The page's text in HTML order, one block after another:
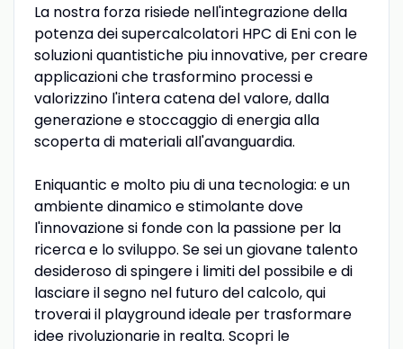
La nostra forza risiede nell'integrazione della
potenza dei supercalcolatori HPC di Eni con le
soluzioni quantistiche piu innovative, per creare
applicazioni che trasformino processi e
valorizzino l'intera catena del valore, dalla
generazione e stoccaggio di energia alla
scoperta di materiali all'avanguardia.
Eniquantic e molto piu di una tecnologia: e un
ambiente dinamico e stimolante dove
l'innovazione si fonde con la passione per la
ricerca e lo sviluppo. Se sei un giovane talento
desideroso di spingere i limiti del possibile e di
lasciare il segno nel futuro del calcolo, qui
troverai il playground ideale per trasformare
idee rivoluzionarie in realta. Scopri le